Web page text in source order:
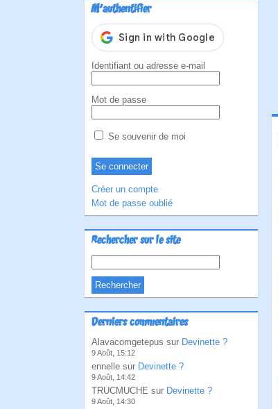
M'authentifier
Identifiant ou adresse e-mail
Mot de passe
Se souvenir de moi
Créer un compte
Mot de passe oublié
Rechercher sur le site
Derniers commentaires
Alavacomgetepus sur Devinette ?
9 Août, 15:12
ennelle sur Devinette ?
9 Août, 14:42
TRUCMUCHE sur Devinette ?
9 Août, 14:30